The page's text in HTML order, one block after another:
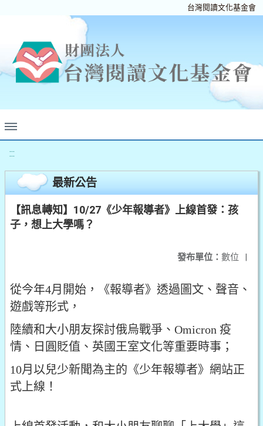
台灣閱讀文化基金會
:::
最新公告
【訊息轉知】10/27《少年報導者》上線首發：孩
子，想上大學嗎？
發布單位： 數位 |
從今年4月開始，《報導者》透過圖文、聲音、
遊戲等形式，
陸續和大小朋友探討俄烏戰爭、Omicron 疫
情、日圓貶值、英國王室文化等重要時事；
10月以兒少新聞為主的《少年報導者》網站正
式上線！